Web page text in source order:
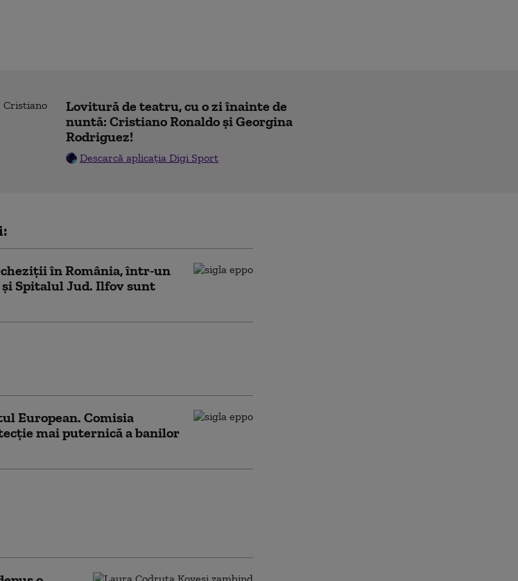
Lovitură de teatru, cu o zi înainte de
nuntă: Cristiano Ronaldo și Georgina
Rodriguez!
Descarcă aplicația Digi Sport
în România, într-un
Spitalul Jud. Ilfov sunt
European. Comisia
mai puternică a banilor